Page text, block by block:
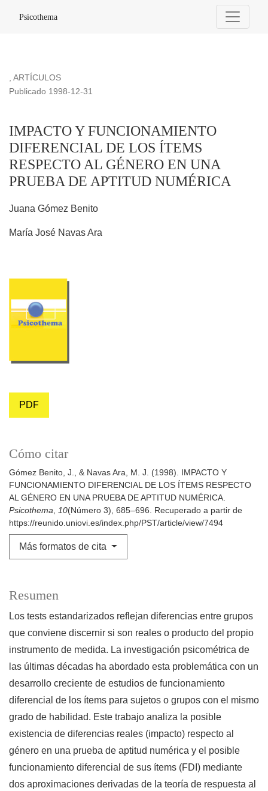
IMPACTO Y FUNCIONAMIENTO DIFERENCIAL DE LOS
Psicothema
, ARTÍCULOS
IMPACTO Y FUNCIONAMIENTO
DIFERENCIAL DE LOS ÍTEMS
RESPECTO AL GÉNERO EN UNA
PRUEBA DE APTITUD NUMÉRICA
Publicado 1998-12-31
Juana Gómez Benito
María José Navas Ara
PDF
Cómo citar
Gómez Benito, J., & Navas Ara, M. J. (1998). IMPACTO Y
FUNCIONAMIENTO DIFERENCIAL DE LOS ÍTEMS RESPECTO
AL GÉNERO EN UNA PRUEBA DE APTITUD NUMÉRICA.
Psicothema, 10(Número 3), 685–696. Recuperado a partir de
https://reunido.uniovi.es/index.php/PST/article/view/7494
Más formatos de cita
Resumen
Los tests estandarizados reflejan diferencias entre grupos
que conviene discernir si son reales o producto del propio
instrumento de medida. La investigación psicométrica de
las últimas décadas ha abordado esta problemática con un
desarrollo creciente de estudios de funcionamiento
diferencial de los ítems para sujetos o grupos con el mismo
grado de habilidad. Este trabajo analiza la posible
existencia de diferencias reales (impacto) respecto al
género en una prueba de aptitud numérica y el posible
funcionamiento diferencial de sus ítems (FDI) mediante
dos aproximaciones derivadas de la teoría de respuesta al